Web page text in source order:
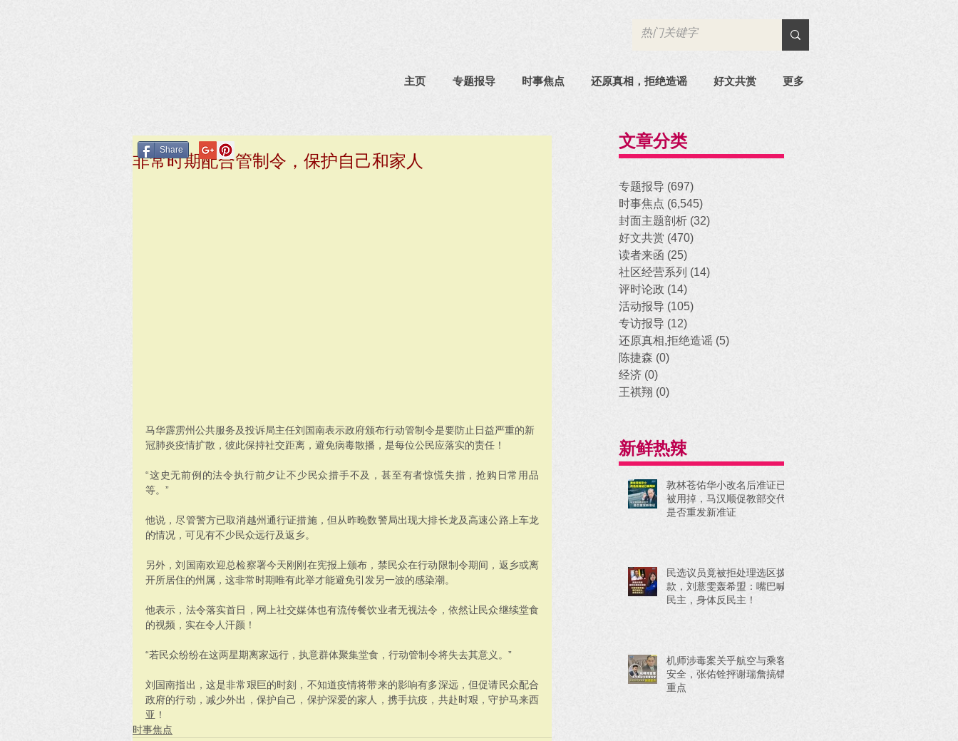
主页 专题报导 时事焦点 还原真相，拒绝造谣 好文共赏 更多
非常时期配合管制令，保护自己和家人
马华霹雳州公共服务及投诉局主任刘国南表示政府颁布行动管制令是要防止日益严重的新
冠肺炎疫情扩散，彼此保持社交距离，避免病毒散播，是每位公民应落实的责任！
“这史无前例的法令执行前夕让不少民众措手不及，甚至有者惊慌失措，抢购日常用品
等。”
他说，尽管警方已取消越州通行证措施，但从昨晚数警局出现大排长龙及高速公路上车龙
的情况，可见有不少民众远行及返乡。
另外，刘国南欢迎总检察署今天刚刚在宪报上颁布，禁民众在行动限制令期间，返乡或离
开所居住的州属，这非常时期唯有此举才能避免引发另一波的感染潮。
他表示，法令落实首日，网上社交媒体也有流传餐饮业者无视法令，依然让民众继续堂食
的视频，实在令人汗颜！
“若民众纷纷在这两星期离家远行，执意群体聚集堂食，行动管制令将失去其意义。”
刘国南指出，这是非常艰巨的时刻，不知道疫情将带来的影响有多深远，但促请民众配合
政府的行动，减少外出，保护自己，保护深爱的家人，携手抗疫，共赴时艰，守护马来西
亚！
时事焦点
Share 文章分类
专题报导 (697)
时事焦点 (6,545)
封面主题剖析 (32)
好文共赏 (470)
读者来函 (25)
社区经营系列 (14)
评时论政 (14)
活动报导 (105)
专访报导 (12)
还原真相,拒绝造谣 (5)
陈捷森 (0)
经济 (0)
王祺翔 (0)
新鲜热辣
敦林苍佑华小改名后准证已
被用掉，马汉顺促教部交代
是否重发新准证
民选议员竟被拒处理选区拨
款，刘薏雯轰希盟：嘴巴喊
民主，身体反民主！
机师涉毒案关乎航空与乘客
安全，张佑铨抨谢瑞詹搞错
重点